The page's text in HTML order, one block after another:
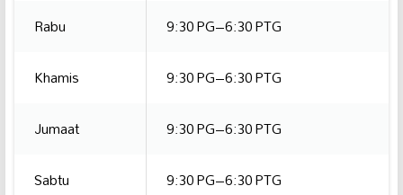
Rabu
9:30 PG–6:30 PTG
Khamis
9:30 PG–6:30 PTG
Jumaat
9:30 PG–6:30 PTG
Sabtu
9:30 PG–6:30 PTG